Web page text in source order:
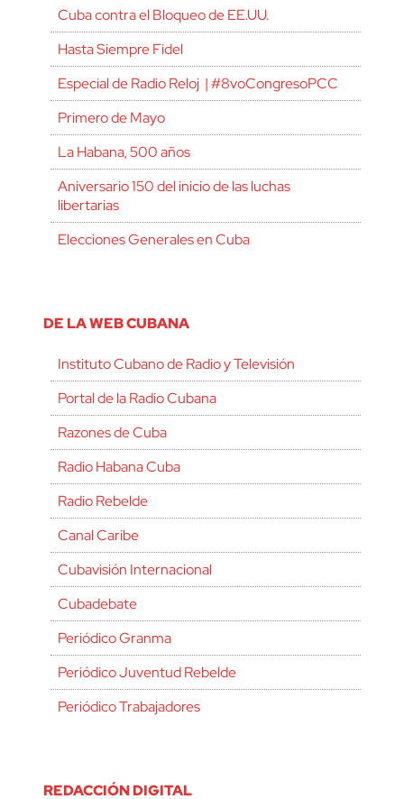
Cuba contra el Bloqueo de EE.UU.
Hasta Siempre Fidel
Especial de Radio Reloj | #8voCongresoPCC
Primero de Mayo
La Habana, 500 años
Aniversario 150 del inicio de las luchas
libertarias
Elecciones Generales en Cuba
DE LA WEB CUBANA
Instituto Cubano de Radio y Televisión
Portal de la Radio Cubana
Razones de Cuba
Radio Habana Cuba
Radio Rebelde
Canal Caribe
Cubavisión Internacional
Cubadebate
Periódico Granma
Periódico Juventud Rebelde
Periódico Trabajadores
REDACCIÓN DIGITAL